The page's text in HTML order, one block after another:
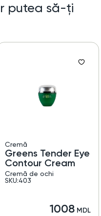
putea să-ți
Cremă
Greens Tender Eye
Contour Cream
Cremă de ochi
SKU:403
1008